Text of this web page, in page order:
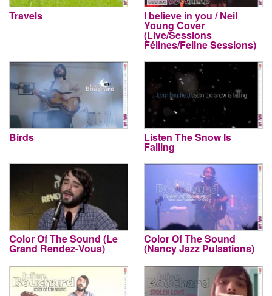
Travels I believe in you / Neil
Young Cover
(Live/Sessions
Félines/Feline Sessions)
Birds Listen The Snow Is
Falling
Color Of The Sound (Le
Grand Rendez-Vous)
Color Of The Sound
(Nancy Jazz Pulsations)